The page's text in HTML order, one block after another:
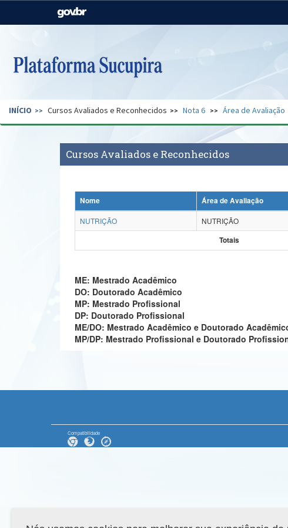
Casa Civil
Pecuária e Abastecimento
Secretaria de Governo Gabinete de Segurança
INÍCIO Cursos Avaliados e Reconhecidos Nota 6 Área de Avaliação
Cursos Avaliados e Reconhecidos
Nome
Área de Avaliação
NUTRIÇÃO
NUTRIÇÃO
Totais
ME: Mestrado Acadêmico
DO: Doutorado Acadêmico
MP: Mestrado Profissional
DP: Doutorado Profissional
ME/DO: Mestrado Acadêmico e Doutorado
MP/DP: Mestrado Profissional e Doutorado
Compatibilidade